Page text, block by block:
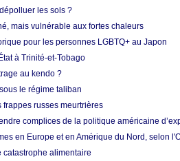
les sols ?
mais vulnérable aux fortes chaleurs
pour les personnes LGBTQ+ au Japon
à Trinité-et-Tobago
au kendo ?
le régime taliban
frappes russes meurtrières
complices de la politique américaine
en Europe et en Amérique du Nord, selon
catastrophe alimentaire